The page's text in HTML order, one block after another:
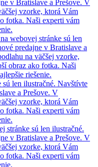
v Bratislave a Prešove. V
vzorke, ktorá Vám
fotka. Naši experti vám
webovej stránke sú len
predajne v Bratislave a
na väčšej vzorke,
obraz ako fotka. Naši
riešenie.
len ilustračné. Navštívte
a Prešove. V
vzorke, ktorá Vám
fotka. Naši experti vám
stránke sú len ilustračné.
v Bratislave a Prešove. V
vzorke, ktorá Vám
fotka. Naši experti vám